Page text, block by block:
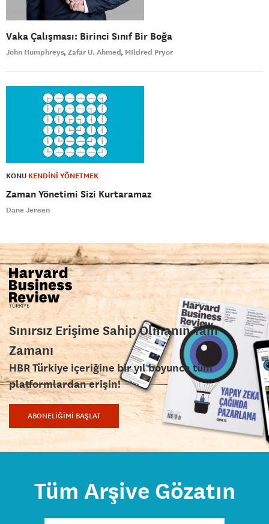
Vaka Çalışması: Birinci Sınıf Bir Boğa
John Humphreys Zafar U. Ahmed MIldred Pryor
KONU KENDİNİ YÖNETMEK
Zaman Yönetimi Sizi Kurtaramaz
Dane Jensen
Sınırsız Erişime Sahip Olmanın Tam
Zamanı
HBR Türkiye içeriğine bir yıl boyunca tüm
platformlardan erişin!
ABONELİĞİMİ BAŞLAT
Tüm Arşive Gözatın